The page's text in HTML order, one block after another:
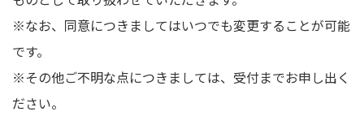
※なお、同意につきましてはいつでも変更することが可能
です。
※その他ご不明な点につきましては、受付までお申し出く
ださい。